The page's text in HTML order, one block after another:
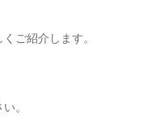
ご紹介します。
。